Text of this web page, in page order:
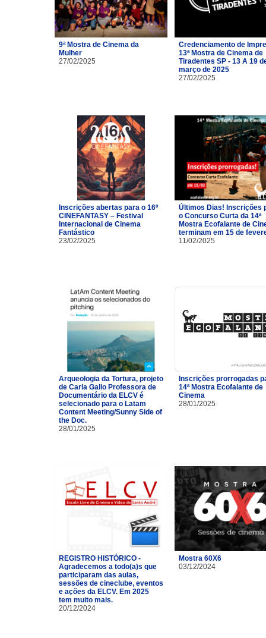
9ª Mostra de Cinema da
Mulher
27/02/2025
Credenciamento de
13ª Mostra de Cinema de
Tiradentes SP - 13 A 19
março de 2025
27/02/2025
Inscrições abertas para o 16º
CINEFANTASY – Festival
Internacional de Cinema
Fantástico
23/02/2025
Últimos Dias! Inscrições
o Concurso Curta da 14ª
Mostra Ecofalante de
terminam em 15 de
11/02/2025
Arqueologia da Tortura, projeto
de Carla Gallo Professora de
Documentário da ELCV é
selecionado para o Latam
Content Meeting/Sunny Side of
the Doc.
28/01/2025
Inscrições prorrogadas
14ª Mostra Ecofalante de
Cinema
28/01/2025
REGISTRO HISTÓRICO -
Agradecemos a todo(a)s que
participaram das aulas,
sessões de cineclube, eventos
e ações da ELCV. Em 2025
tem muito mais.
20/12/2024
Mostra 60X6
03/12/2024